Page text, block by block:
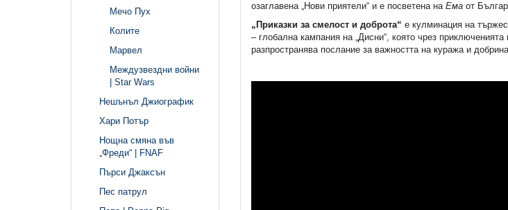
Мечо Пух
Колите
Марвел
Междузвездни войни
| Star Wars
Нешънъл Джиографик
Хари Потър
Нощна смяна във
„Фреди“ | FNAF
Пърси Джаксън
Пес патрул
озаглавена „Нови приятели“ и е посветена на Ема от
„Приказки за смелост и доброта“ е кулминация на
– глобална кампания на „Дисни“, която чрез
разпространява послание за важността на куража и